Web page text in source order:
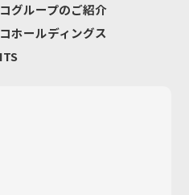
グループのご紹介
ホールディングス